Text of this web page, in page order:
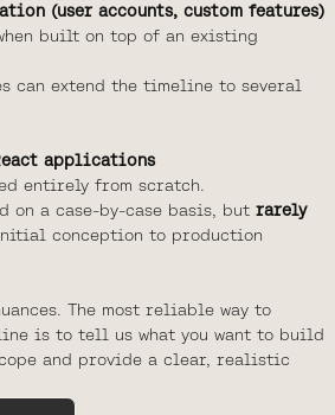
(user accounts, custom features)
built on top of an existing
can extend the timeline to several
applications
entirely from scratch.
on a case-by-case basis, but rarely
conception to production
The most reliable way to
is to tell us what you want to build
and provide a clear, realistic